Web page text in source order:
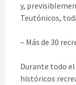
y,
Teutónicos,
– Más de 30
Durante todo el
históricos